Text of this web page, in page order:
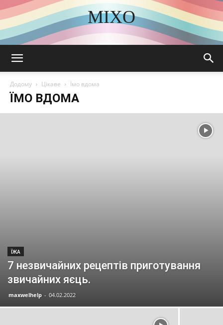
MIXO
DISCOVER THE ART OF PUBLISHING
Додому Цікаве Їмо вдома
ЇМО ВДОМА
ЇЖА
7 незвичайних рецептів приготування
звичайних яєць.
maxwelhelp - 04.02.2022